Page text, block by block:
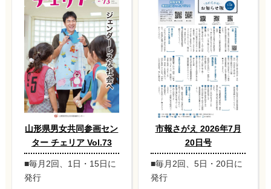
山形県男女共同参画セン
ター チェリア Vol.73
■毎月2回、1日・15日に
発行
市報さがえ 2026年7月
20日号
■毎月2回、5日・20日に
発行